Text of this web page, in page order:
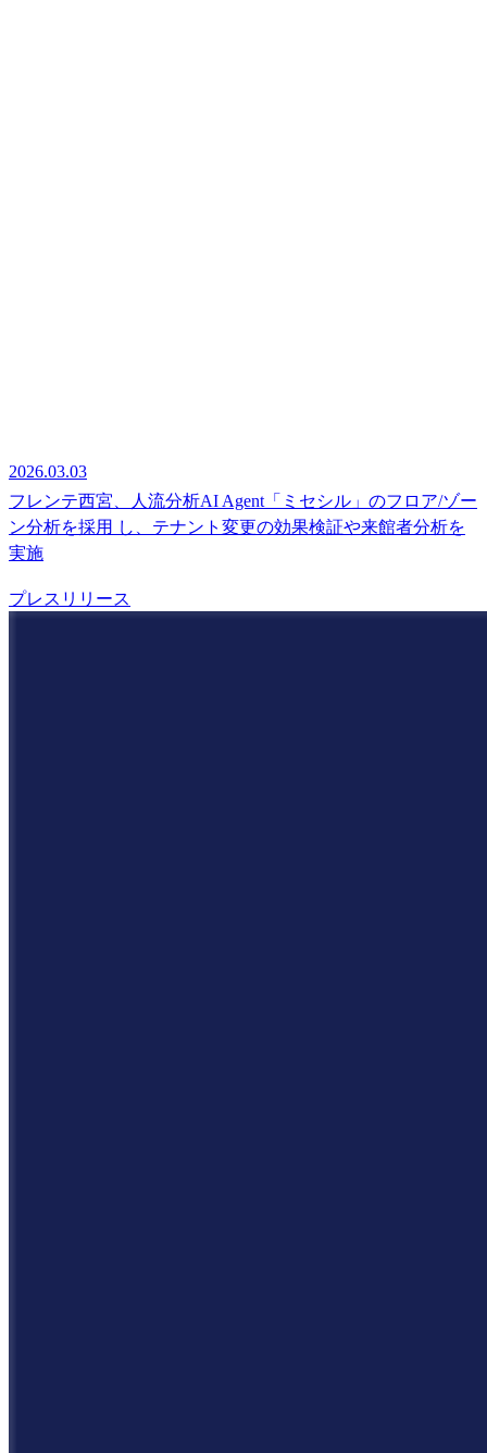
2026.03.03
フレンテ西宮、人流分析AI Agent「ミセシル」のフロア/ゾー
ン分析を採用 し、テナント変更の効果検証や来館者分析を
実施
プレスリリース